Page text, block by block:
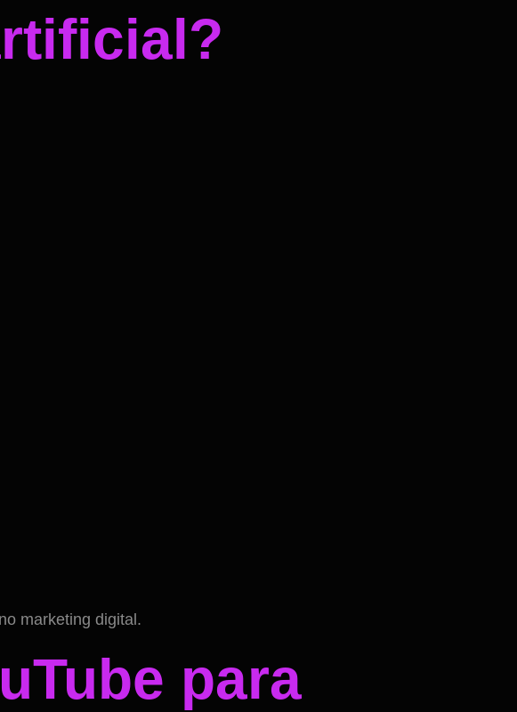
marketing digital.
para